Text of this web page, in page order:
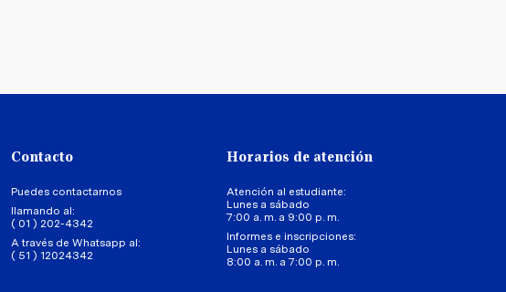
Contacto
Puedes contactarnos
llamando al:
( 01 ) 202-4342
A través de Whatsapp al:
( 51 ) 12024342
Horarios de atención
Atención al estudiante:
Lunes a sábado
7:00 a. m. a 9:00 p. m.
Informes e inscripciones:
Lunes a sábado
8:00 a. m. a 7:00 p. m.